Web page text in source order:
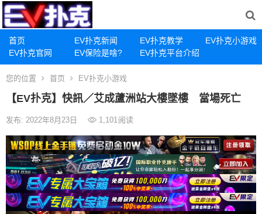
首页 EV扑克新闻 EV扑克教学
EV扑克小游戏
EV扑克官网
EV保险是啥? EV扑克平台介绍
您的位置 首页 EV扑克小游戏
【EV扑克】快訊／艾成蘆洲站大樓墜樓 當場死亡
发布: 2022年8月23日 1,101阅读